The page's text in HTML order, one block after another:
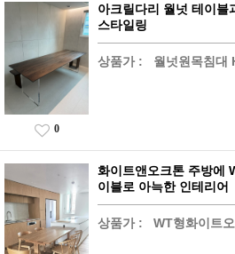
아크릴다리 월넛 테이
스타일링
상품가 : 월넛원목침대
0
화이트앤오크톤 주방에
이블로 아늑한 인테리어
상품가 : WT형화이트